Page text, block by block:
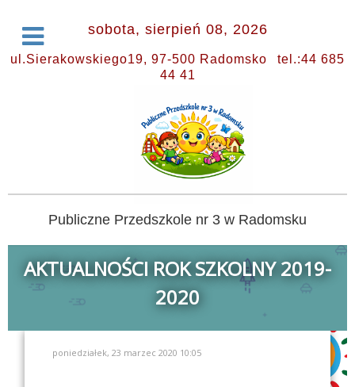
sobota, sierpień 08, 2026
ul.Sierakowskiego19, 97-500 Radomsko
tel.:44 685
44 41
Publiczne Przedszkole nr 3 w Radomsku
AKTUALNOŚCI ROK SZKOLNY 2019-
2020
poniedziałek, 23 marzec 2020 10:05